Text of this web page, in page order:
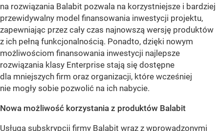
na rozwiązania Balabit pozwala na korzystniejsze i bardziej
przewidywalny model finansowania inwestycji projektu,
zapewniając przez cały czas najnowszą wersję produktów
z ich pełną funkcjonalnością. Ponadto, dzięki nowym
możliwościom finansowania inwestycji najlepsze
rozwiązania klasy Enterprise stają się dostępne
dla mniejszych firm oraz organizacji, które wcześniej
nie mogły sobie pozwolić na ich nabycie.
Nowa możliwość korzystania z produktów Balabit
Usługa subskrypcji firmy Balabit wraz z wprowadzonymi